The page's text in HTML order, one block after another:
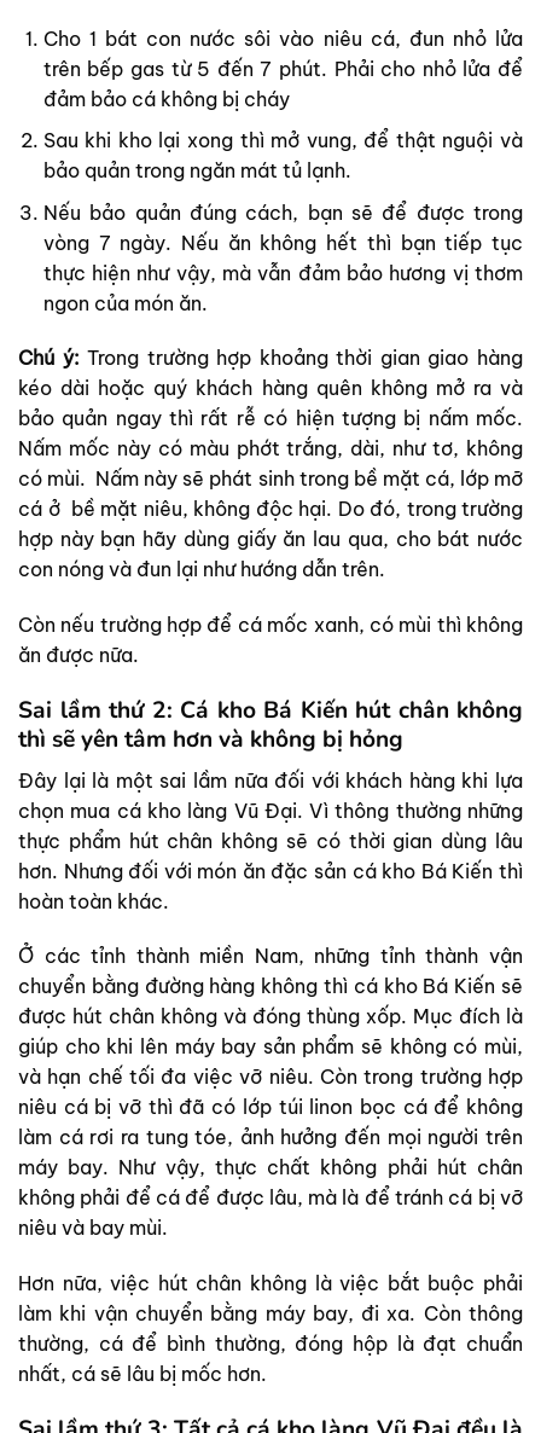
Cho 1 bát con nước sôi vào niêu cá, đun nhỏ lửa
trên bếp gas từ 5 đến 7 phút. Phải cho nhỏ lửa để
đảm bảo cá không bị cháy
Sau khi kho lại xong thì mở vung, để thật nguội và
bảo quản trong ngăn mát tủ lạnh.
Nếu bảo quản đúng cách, bạn sẽ để được trong
vòng 7 ngày. Nếu ăn không hết thì bạn tiếp tục
thực hiện như vậy, mà vẫn đảm bảo hương vị thơm
ngon của món ăn.
Chú ý: Trong trường hợp khoảng thời gian giao hàng
kéo dài hoặc quý khách hàng quên không mở ra và
bảo quản ngay thì rất rễ có hiện tượng bị nấm mốc.
Nấm mốc này có màu phớt trắng, dài, như tơ, không
có mùi. Nấm này sẽ phát sinh trong bề mặt cá, lớp mỡ
cá ở bề mặt niêu, không độc hại. Do đó, trong trường
hợp này bạn hãy dùng giấy ăn lau qua, cho bát nước
con nóng và đun lại như hướng dẫn trên.
Còn nếu trường hợp để cá mốc xanh, có mùi thì không
ăn được nữa.
Sai lầm thứ 2: Cá kho Bá Kiến hút chân không
thì sẽ yên tâm hơn và không bị hỏng
Đây lại là một sai lầm nữa đối với khách hàng khi lựa
chọn mua cá kho làng Vũ Đại. Vì thông thường những
thực phẩm hút chân không sẽ có thời gian dùng lâu
hơn. Nhưng đối với món ăn đặc sản cá kho Bá Kiến thì
hoàn toàn khác.
Ở các tỉnh thành miền Nam, những tỉnh thành vận
chuyển bằng đường hàng không thì cá kho Bá Kiến sẽ
được hút chân không và đóng thùng xốp. Mục đích là
giúp cho khi lên máy bay sản phẩm sẽ không có mùi,
và hạn chế tối đa việc vỡ niêu. Còn trong trường hợp
niêu cá bị vỡ thì đã có lớp túi linon bọc cá để không
làm cá rơi ra tung tóe, ảnh hưởng đến mọi người trên
máy bay. Như vậy, thực chất không phải hút chân
không phải để cá để được lâu, mà là để tránh cá bị vỡ
niêu và bay mùi.
Hơn nữa, việc hút chân không là việc bắt buộc phải
làm khi vận chuyển bằng máy bay, đi xa. Còn thông
thường, cá để bình thường, đóng hộp là đạt chuẩn
nhất, cá sẽ lâu bị mốc hơn.